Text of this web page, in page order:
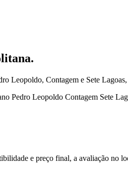
Leopoldo, Contagem e Sete
Pedro Leopoldo Contagem Sete
e preço final, a avaliação no